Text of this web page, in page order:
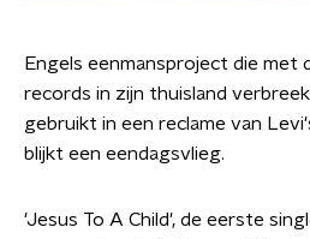
Engels eenmansproject die met
records in zijn thuisland
gebruikt in een reclame van
blijkt een eendagsvlieg.
'Jesus To A Child', de eerste